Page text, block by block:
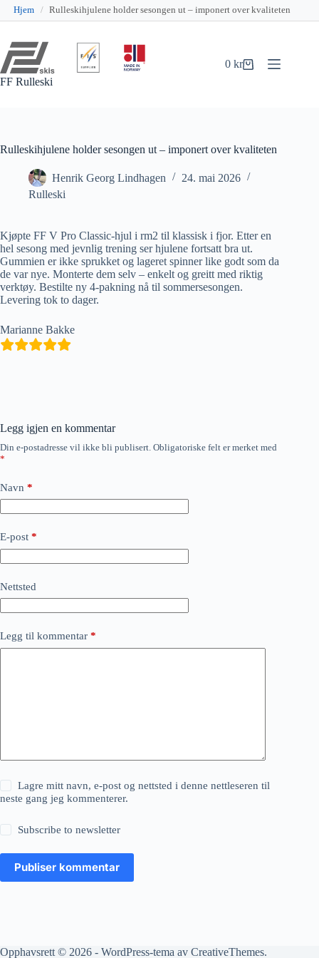
Hjem / Rulleskihjulene holder sesongen ut – imponert over kvaliteten
innholdet
FF Rulleski
Handlekurv
0kr
Rulleskihjulene holder sesongen ut – imponert over kvaliteten
Henrik Georg Lindhagen
24. mai 2026
Rulleski
Kjøpte FF V Pro Classic-hjul i rm2 til klassisk i fjor. Etter en
hel sesong med jevnlig trening ser hjulene fortsatt bra ut.
Gummien er ikke sprukket og lageret spinner like godt som da
de var nye. Monterte dem selv – enkelt og greitt med riktig
verktøy. Bestilte ny 4-pakning nå til sommersesongen.
Levering tok to dager.
Marianne Bakke
Legg igjen en kommentar
Din e-postadresse vil ikke bli publisert. Obligatoriske felt er merket med
*
Navn *
E-post *
Nettsted
Legg til kommentar *
Lagre mitt navn, e-post og nettsted i denne nettleseren til
neste gang jeg kommenterer.
Subscribe to newsletter
Publiser kommentar
Opphavsrett © 2026 - WordPress-tema av CreativeThemes.